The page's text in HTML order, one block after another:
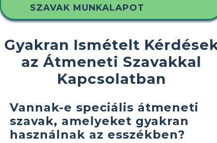
SZAVAK MUNKALAPOT
Gyakran Ismételt
az Átmeneti Szavakkal
Kapcsolatban
Vannak-e speciális átmeneti
szavak, amelyeket gyakran
használnak az esszékben?